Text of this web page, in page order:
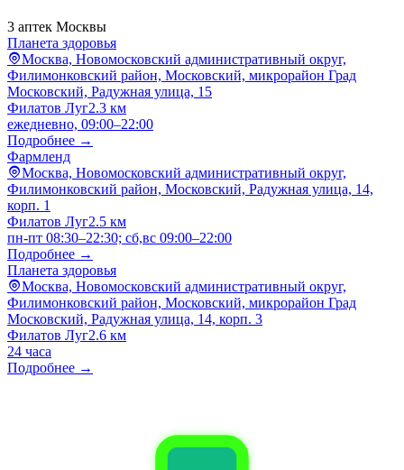
3 аптек Москвы
Планета здоровья
Москва, Новомосковский административный округ,
Филимонковский район, Московский, микрорайон Град
Московский, Радужная улица, 15
Филатов Луг2.3 км
ежедневно, 09:00–22:00
Подробнее →
Фармленд
Москва, Новомосковский административный округ,
Филимонковский район, Московский, Радужная улица, 14,
корп. 1
Филатов Луг2.5 км
пн-пт 08:30–22:30; сб,вс 09:00–22:00
Подробнее →
Планета здоровья
Москва, Новомосковский административный округ,
Филимонковский район, Московский, микрорайон Град
Московский, Радужная улица, 14, корп. 3
Филатов Луг2.6 км
24 часа
Подробнее →